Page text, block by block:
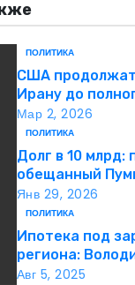
ПОЛИТИКА
США
Ирану до
целей — Трамп
Мар 2, 2026
ПОЛИТИКА
Долг в 10 млрд:
обещанный
научный центр в
Екатеринбурге
построен
Янв 29, 2026
ПОЛИТИКА
Ипотека под
региона:
планах
Авг 5, 2025